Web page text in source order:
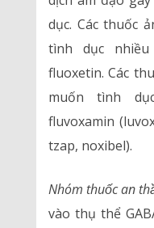
dục. Các thuốc
tình dục
fluoxetin. Các
muốn tình
fluvoxamin
tzap, noxibel).
Nhóm thuốc an
vào thụ thể